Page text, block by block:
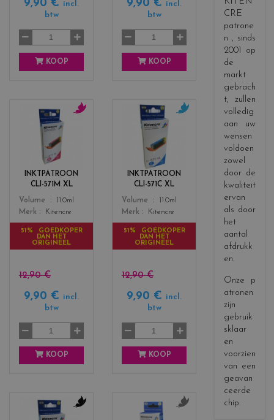
9,90 €
incl.
btw
KOOP
9,90 €
incl.
btw
KOOP
INKTPATROON
CLI-571M XL
Color
r
m
g
n
Volume
11.0ml
Merk
Kitencre
51% GOEDKOPER
DAN HET
ORIGINEEL
12,90 €
9,90 €
incl.
btw
KOOP
INKTPATROON
CLI-571C XL
Color
r
c
a
Volume
11.0ml
Merk
Kitencre
51% GOEDKOPER
DAN HET
ORIGINEEL
12,90 €
9,90 €
incl.
btw
KOOP
CRE
patrone
n , sinds
2001 op
de
markt
gebrach
t, zullen
volledig
aan uw
wensen
voldoen
zowel
door de
kwaliteit
ervan
als door
het
aantal
afdrukk
en.
Onze p
atronen
zijn
gebruik
sklaar
en
voorzien
van een
geavan
ceerde
chip.